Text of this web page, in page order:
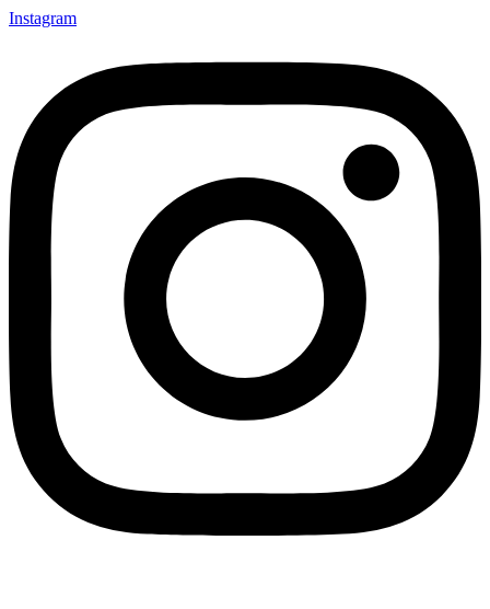
Instagram